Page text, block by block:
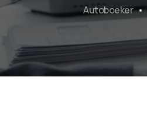
Autoboeker